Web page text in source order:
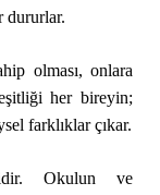
dururlar.
olması, onlara
her bireyin;
farklıklar çıkar.
Okulun ve